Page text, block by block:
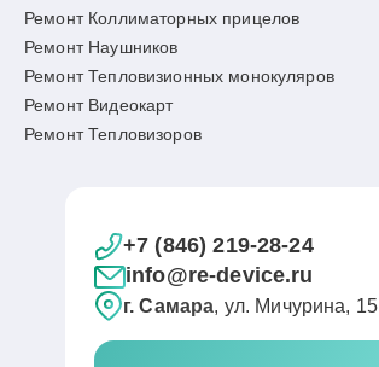
Ремонт Коллиматорных прицелов
Ремонт Наушников
Ремонт Тепловизионных монокуляров
Ремонт Видеокарт
Ремонт Тепловизоров
+7 (846) 219-28-24
info@re-device.ru
г. Самара, ул. Мичурина, 15